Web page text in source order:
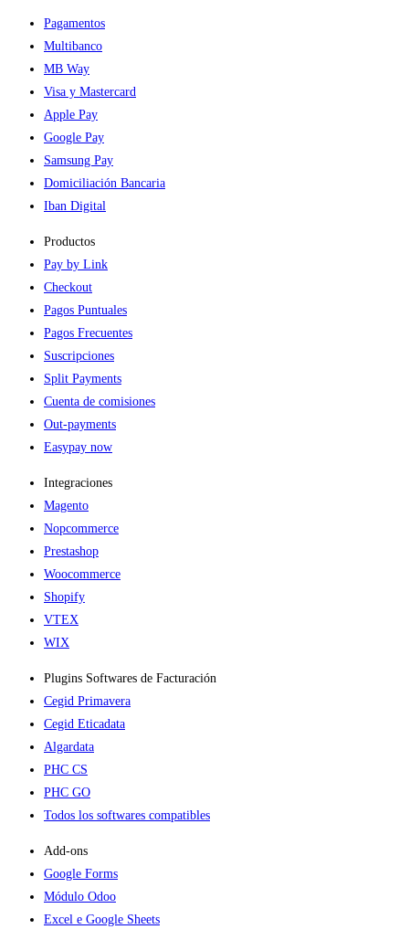
Pagamentos
Multibanco
MB Way
Visa y Mastercard
Apple Pay
Google Pay
Samsung Pay
Domiciliación Bancaria
Iban Digital
Productos
Pay by Link
Checkout
Pagos Puntuales
Pagos Frecuentes
Suscripciones
Split Payments
Cuenta de comisiones
Out-payments
Easypay now
Integraciones
Magento
Nopcommerce
Prestashop
Woocommerce
Shopify
VTEX
WIX
Plugins Softwares de Facturación
Cegid Primavera
Cegid Eticadata
Algardata
PHC CS
PHC GO
Todos los softwares compatibles
Add-ons​
Google Forms
Módulo Odoo
Excel e Google Sheets